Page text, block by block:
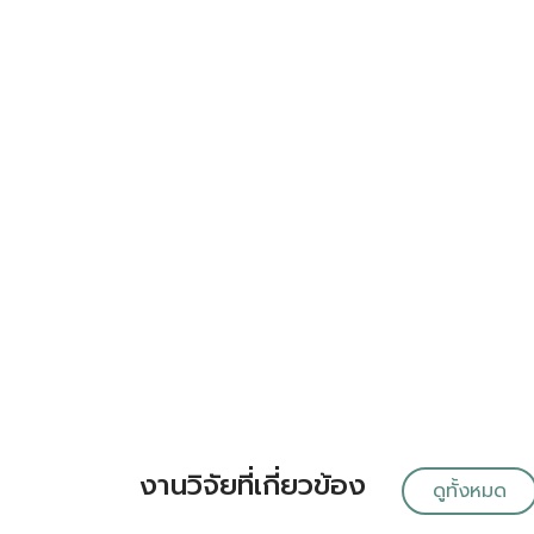
งานวิจัยที่เกี่ยวข้อง ดูทั้งหมด